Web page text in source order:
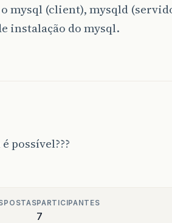
mysql (client), mysqld
instalação do mysql.
possível???
PARTICIPANTES
7